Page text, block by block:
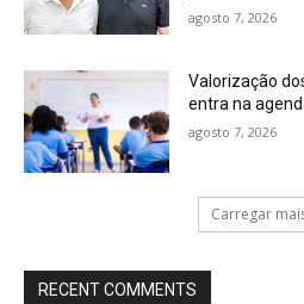
agosto 7, 2026
Valorização
entra na
agosto 7, 2026
Carregar
RECENT COMMENTS